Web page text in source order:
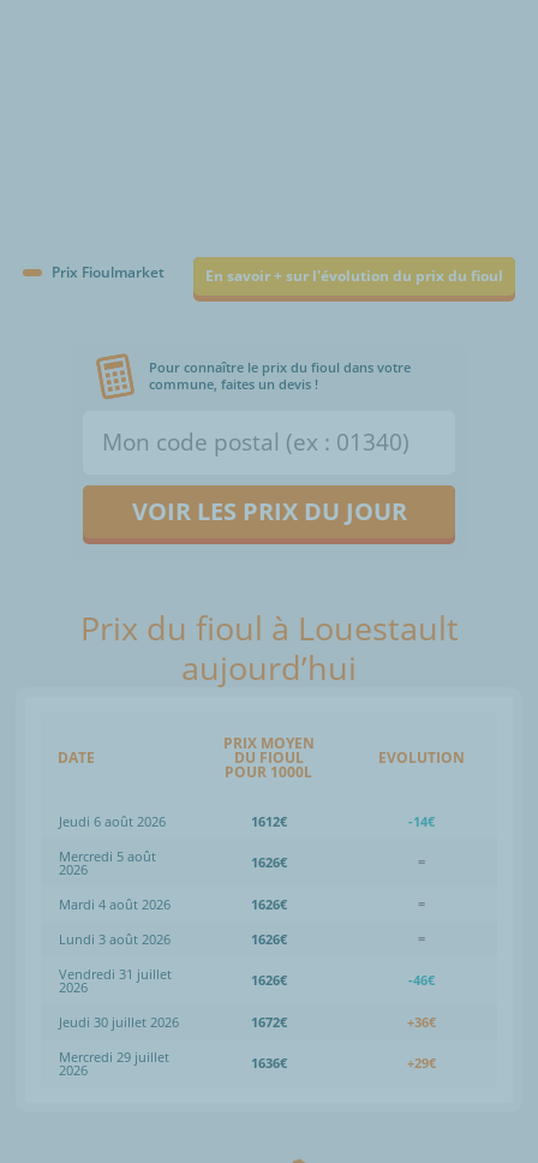
Prix Fioulmarket En savoir + sur l'évolution du prix du fioul
Pour connaître le prix du fioul dans votre
commune, faites un devis !
VOIR LES PRIX DU JOUR
Prix du fioul à Louestault
aujourd’hui
DATE
PRIX MOYEN
DU FIOUL
POUR 1000L
EVOLUTION
Jeudi 6 août 2026 1612€
-14€
Mercredi 5 août
2026 1626€ =
Mardi 4 août 2026 1626€
=
Lundi 3 août 2026
1626€
=
Vendredi 31 juillet
2026 1626€ -46€
Jeudi 30 juillet 2026 1672€
+36€
Mercredi 29 juillet
2026 1636€ +29€